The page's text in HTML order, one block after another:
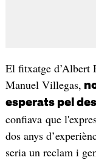
El fitxatge d’Albert
Manuel Villegas,
esperats pel
confiava que
dos anys
seria un reclam i